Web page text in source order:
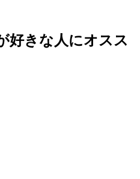
好きな人にオスス